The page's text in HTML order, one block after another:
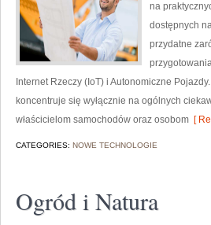
na
dostępnych
przydatne
Internet Rzeczy (IoT) i Autonomiczne
koncentruje się wyłącznie na ogólnych
właścicielom samochodów oraz osobom [
CATEGORIES: NOWE TECHNOLOGIE
Ogród i Natura